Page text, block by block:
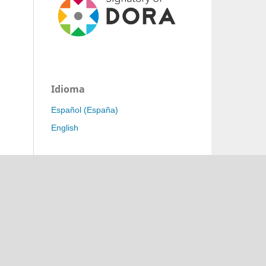
Idioma
Español (España)
English